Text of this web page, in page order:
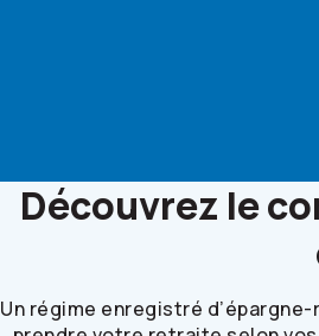
Découvrez le
Un régime enregistré